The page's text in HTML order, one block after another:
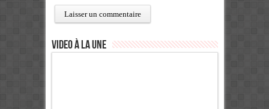
Video à la Une